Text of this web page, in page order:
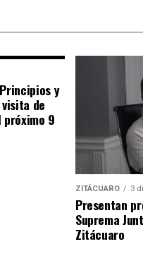
y
de
9
ZITÁCUARO 3
Presentan
Suprema
Zitácuaro